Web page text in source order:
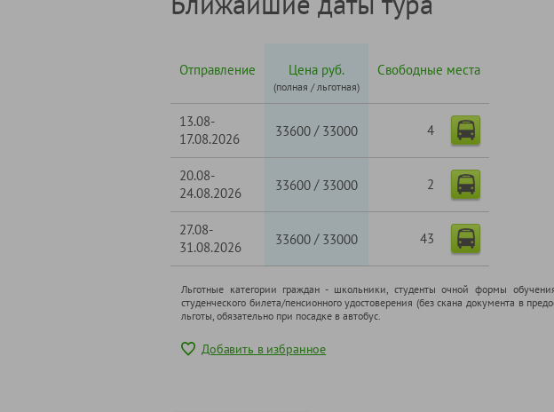
Отправление Цена руб.
(полная / льготная)
Свободные места
13.08-
17.08.2026
33600 / 33000 4
20.08-
24.08.2026
33600 / 33000 2
27.08-
31.08.2026
33600 / 33000 43
Льготные категории граждан - школьники, cтуденты очной формы
студенческого билета/пенсионного удостоверения (без скана документа в
льготы, обязательно при посадке в автобус.
Добавить в избранное